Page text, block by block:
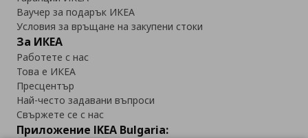
Ваучер за подарък ИКЕА
Условия за връщане на закупени стоки
За ИКЕА
Работете с нас
Това е ИКЕА
Пресцентър
Най-често задавани въпроси
Свържете се с нас
Приложение IKEA Bulgaria: